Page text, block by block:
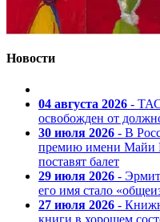
Новости
04 августа 2026 -
освобожден от
30 июля 2026 - В
премию имени Майи
поставят балет
29 июля 2026 -
его имя стало
27 июля 2026 -
книги в хорошем